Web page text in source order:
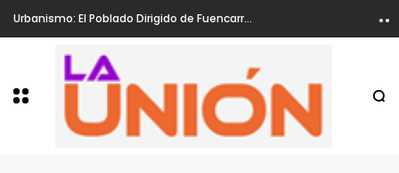
Urbanismo: El Poblado Dirigido de Fuencarral, ha sido declarado Zona de Rehabilitación